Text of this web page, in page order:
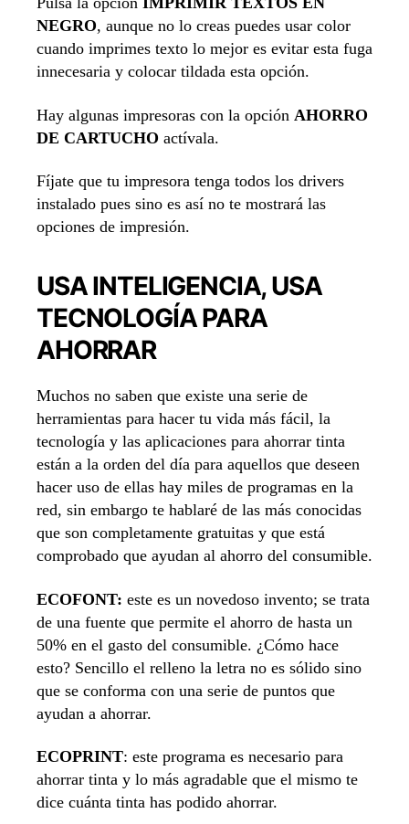
NEGRO, aunque no lo creas puedes usar color
cuando imprimes texto lo mejor es evitar esta fuga
innecesaria y colocar tildada esta opción.
Hay algunas impresoras con la opción AHORRO
DE CARTUCHO actívala.
Fíjate que tu impresora tenga todos los drivers
instalado pues sino es así no te mostrará las
opciones de impresión.
USA INTELIGENCIA, USA
TECNOLOGÍA PARA
AHORRAR
Muchos no saben que existe una serie de
herramientas para hacer tu vida más fácil, la
tecnología y las aplicaciones para ahorrar tinta
están a la orden del día para aquellos que deseen
hacer uso de ellas hay miles de programas en la
red, sin embargo te hablaré de las más conocidas
que son completamente gratuitas y que está
comprobado que ayudan al ahorro del consumible.
ECOFONT: este es un novedoso invento; se trata
de una fuente que permite el ahorro de hasta un
50% en el gasto del consumible. ¿Cómo hace
esto? Sencillo el relleno la letra no es sólido sino
que se conforma con una serie de puntos que
ayudan a ahorrar.
ECOPRINT: este programa es necesario para
ahorrar tinta y lo más agradable que el mismo te
dice cuánta tinta has podido ahorrar.